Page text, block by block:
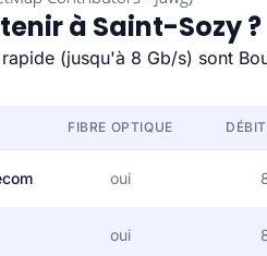
à Saint-Sozy ?
(jusqu'à 8 Gb/s) sont
FIBRE OPTIQUE
oui
oui